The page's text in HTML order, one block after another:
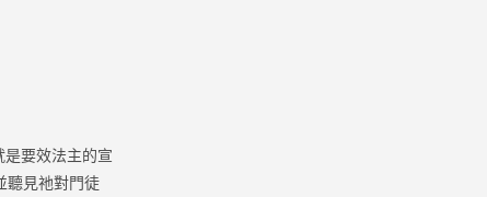
要效法主的宣
聽見祂對門徒